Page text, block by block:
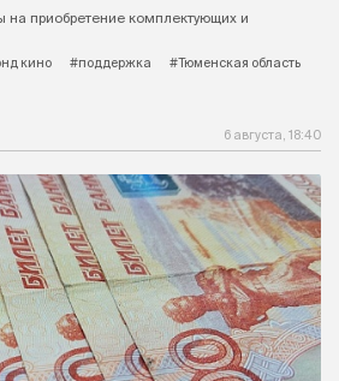
на приобретение комплектующих и
кино #поддержка
#Тюменская область
6 августа, 18:40